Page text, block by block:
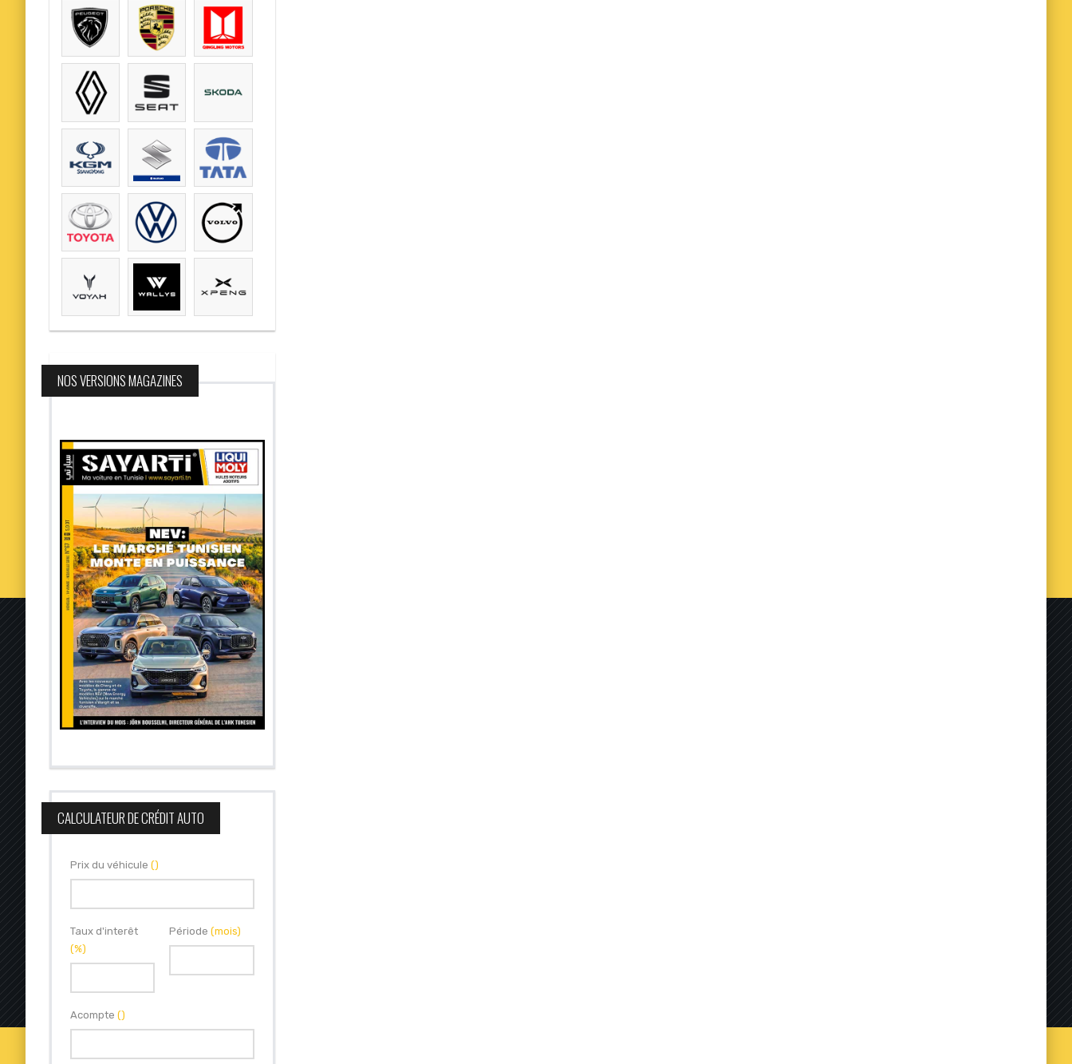
NOS VERSIONS MAGAZINES
CALCULATEUR DE CRÉDIT AUTO
Prix du véhicule ()
Taux d'interêt
(%)
Période(mois)
Acompte ()